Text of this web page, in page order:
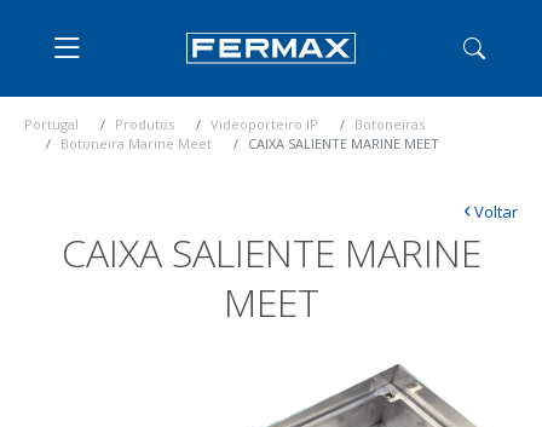
Portugal Produtos Videoporteiro IP
Botoneiras
Botoneira Marine Meet
CAIXA SALIENTE MARINE MEET
CAIXA SALIENTE MARINE
MEET
‹Voltar